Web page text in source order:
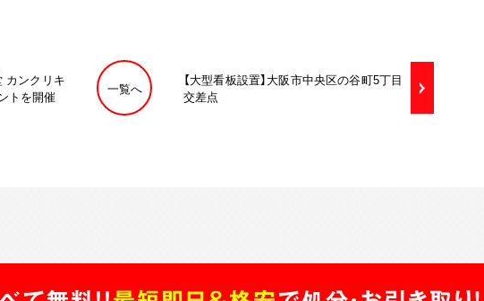
カンクリキ
トを開催
一覧へ
【大型看板設置】大阪市中央区の谷町5丁目
交差点